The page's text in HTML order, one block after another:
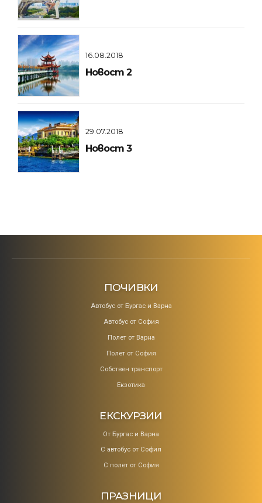
16.08.2018
Новост 2
29.07.2018
Новост 3
ПОЧИВКИ
Aвтобус от Бургас и Варна
Автобус от София
Полет от Варна
Полет от София
Собствен транспорт
Екзотика
ЕКСКУРЗИИ
От Бургас и Варна
С автобус от София
С полет от София
ПРАЗНИЦИ